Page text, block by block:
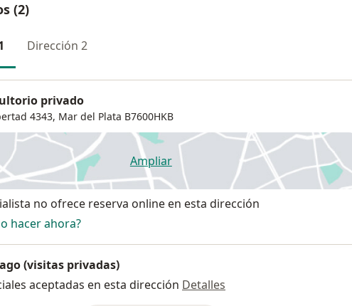
(2)
Dirección 2
privado
4343, Mar del Plata B7600HKB
Ampliarse abre en una nueva pestaña
no ofrece reserva online en esta dirección
hacer ahora?
(visitas privadas)
aceptadas en esta dirección Detalles